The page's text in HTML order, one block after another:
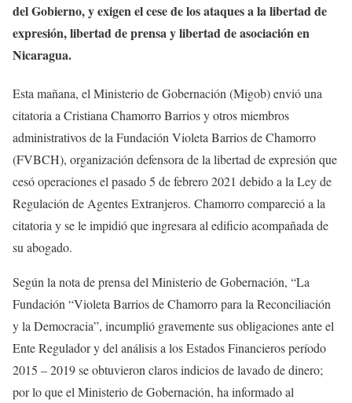
del Gobierno, y exigen el cese de los ataques a la libertad de
expresión, libertad de prensa y libertad de asociación en
Nicaragua.
Esta mañana, el Ministerio de Gobernación (Migob) envió una
citatoria a Cristiana Chamorro Barrios y otros miembros
administrativos de la Fundación Violeta Barrios de Chamorro
(FVBCH), organización defensora de la libertad de expresión que
cesó operaciones el pasado 5 de febrero 2021 debido a la Ley de
Regulación de Agentes Extranjeros. Chamorro compareció a la
citatoria y se le impidió que ingresara al edificio acompañada de
su abogado.
Según la nota de prensa del Ministerio de Gobernación, “La
Fundación “Violeta Barrios de Chamorro para la Reconciliación
y la Democracia”, incumplió gravemente sus obligaciones ante el
Ente Regulador y del análisis a los Estados Financieros período
2015 – 2019 se obtuvieron claros indicios de lavado de dinero;
por lo que el Ministerio de Gobernación, ha informado al